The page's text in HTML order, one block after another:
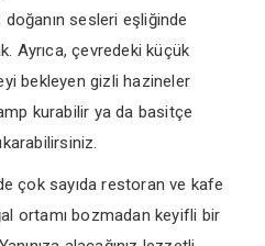
sesleri eşliğinde
Ayrıca, çevredeki küçük
bekleyen gizli hazineler
kurabilir ya da basitçe
çok sayıda restoran ve kafe
ortamı bozmadan keyifli bir